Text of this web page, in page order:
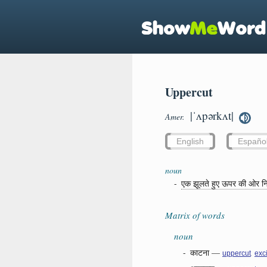
Uppercut
Amer. |ˈʌpərkʌt|
English Español
noun
- एक झूलते हुए ऊपर की ओर
Matrix of words
noun
- काटना— uppercut,